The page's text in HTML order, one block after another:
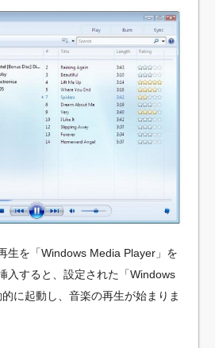
生を「Windows Media Player」を
入すると、設定された「Windows
に起動し、音楽の再生が始まりま